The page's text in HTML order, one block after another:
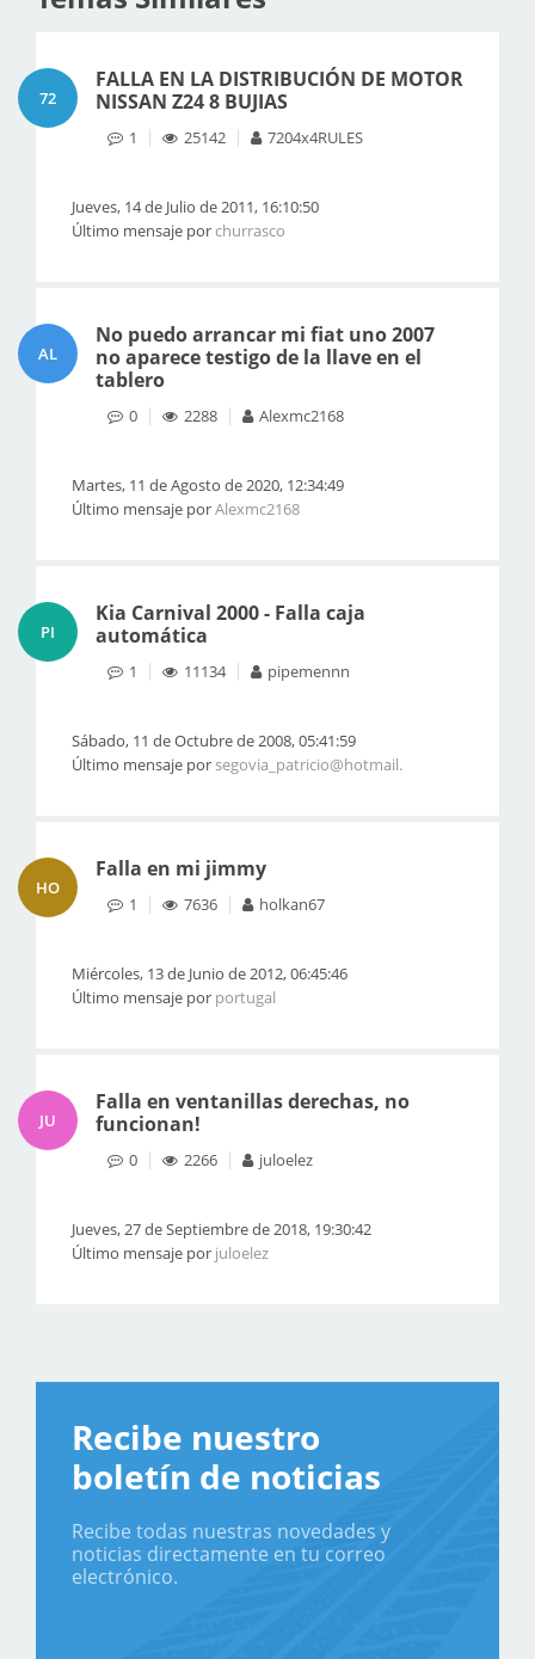
72
FALLA EN LA DISTRIBUCIÓN DE MOTOR
NISSAN Z24 8 BUJIAS
1 25142 7204x4RULES
Jueves, 14 de Julio de 2011, 16:10:50
Último mensaje porchurrasco
AL
No puedo arrancar mi fiat uno 2007
no aparece testigo de la llave en el
tablero
0 2288 Alexmc2168
Martes, 11 de Agosto de 2020, 12:34:49
Último mensaje porAlexmc2168
PI
Kia Carnival 2000 - Falla caja
automática
1 11134 pipemennn
Sábado, 11 de Octubre de 2008, 05:41:59
Último mensaje porsegovia_patricio@hotmail.
HO
Falla en mi jimmy
1 7636 holkan67
Miércoles, 13 de Junio de 2012, 06:45:46
Último mensaje por portugal
JU
Falla en ventanillas derechas, no
funcionan!
0 2266 juloelez
Jueves, 27 de Septiembre de 2018, 19:30:42
Último mensaje por juloelez
Recibe nuestro
boletín de noticias
Recibe todas nuestras novedades y
noticias directamente en tu correo
electrónico.